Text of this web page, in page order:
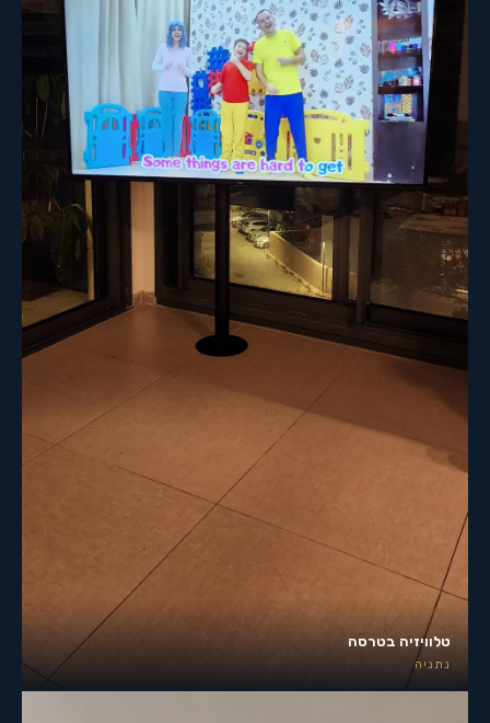
טלוויזיה בטרסה
נתניה